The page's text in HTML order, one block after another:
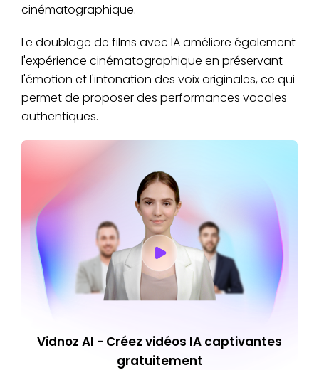
cinématographique.
Le doublage de films avec IA améliore également
l'expérience cinématographique en préservant
l'émotion et l'intonation des voix originales, ce qui
permet de proposer des performances vocales
authentiques.
Vidnoz AI - Créez vidéos IA captivantes
gratuitement